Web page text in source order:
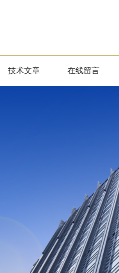
技术文章 在线留言